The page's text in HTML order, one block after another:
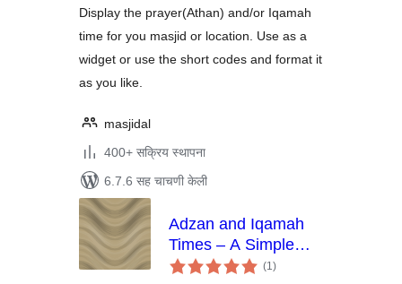
Display the prayer(Athan) and/or Iqamah
time for you masjid or location. Use as a
widget or use the short codes and format it
as you like.
masjidal
400+ सक्रिय स्थापना
6.7.6 सह चाचणी केली
Adzan and Iqamah
Times – A Simple
Reminder
(1एकूण
मूल्यांकन
)